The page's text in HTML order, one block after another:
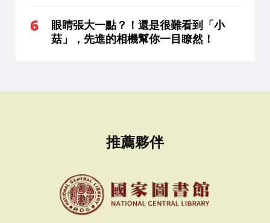
眼睛張大一點？！還是很難看到「小
菇」，先進的相機幫你一目瞭然！
推薦夥伴